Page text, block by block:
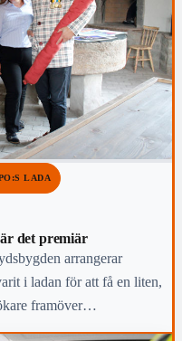
LADA
det premiär
arrangerar
i ladan för att få en liten,
framöver…